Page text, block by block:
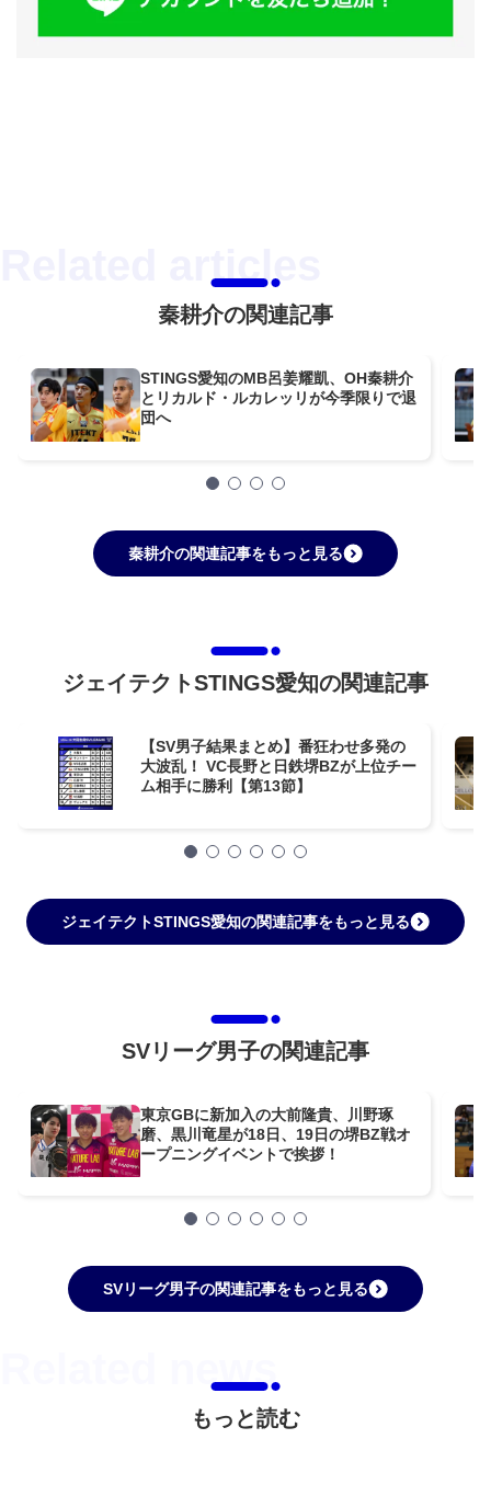
秦耕介の関連記事
STINGS愛知のMB呂姜耀凱、OH秦耕介
とリカルド・ルカレッリが今季限りで退
団へ
秦耕介の関連記事をもっと見る
ジェイテクトSTINGS愛知の関連記事
【SV男子結果まとめ】番狂わせ多発の
大波乱！ VC長野と日鉄堺BZが上位チー
ム相手に勝利【第13節】
ジェイテクトSTINGS愛知の関連記事をもっと見る
SVリーグ男子の関連記事
東京GBに新加入の大前隆貴、川野琢
磨、黒川竜星が18日、19日の堺BZ戦オ
ープニングイベントで挨拶！
SVリーグ男子の関連記事をもっと見る
もっと読む